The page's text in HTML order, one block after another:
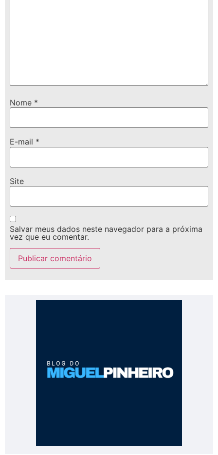
Nome *
E-mail *
Site
Salvar meus dados neste navegador para a próxima
vez que eu comentar.